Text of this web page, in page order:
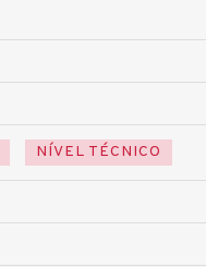
NÍVEL TÉCNICO